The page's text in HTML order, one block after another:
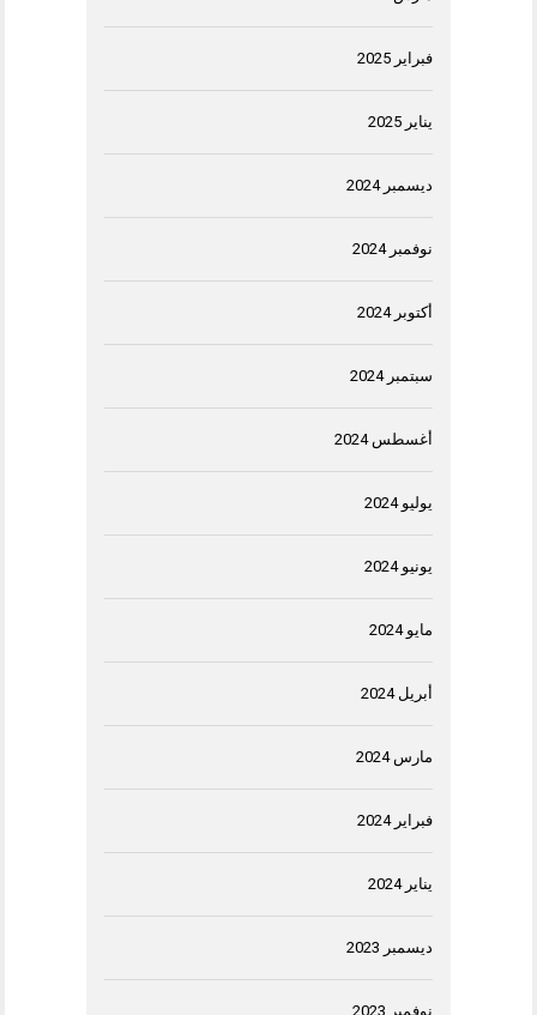
فبراير 2025
يناير 2025
ديسمبر 2024
نوفمبر 2024
أكتوبر 2024
سبتمبر 2024
أغسطس 2024
يوليو 2024
يونيو 2024
مايو 2024
أبريل 2024
مارس 2024
فبراير 2024
يناير 2024
ديسمبر 2023
نوفمبر 2023